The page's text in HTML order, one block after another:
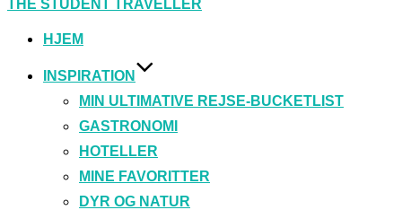
indhold
THE STUDENT TRAVELLER
HJEM
INSPIRATION
MIN ULTIMATIVE REJSE-BUCKETLIST
GASTRONOMI
HOTELLER
MINE FAVORITTER
DYR OG NATUR